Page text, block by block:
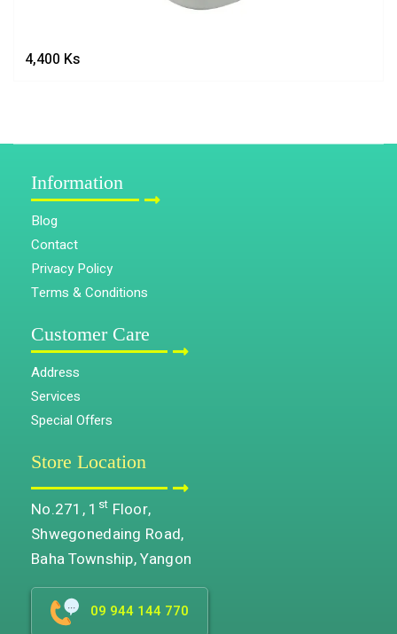
4,400 Ks
Information
Blog
Contact
Privacy Policy
Terms & Conditions
Customer Care
Address
Services
Special Offers
Store Location
No.271, 1 st Floor,
Shwegonedaing Road,
Baha Township, Yangon
09 944 144 770